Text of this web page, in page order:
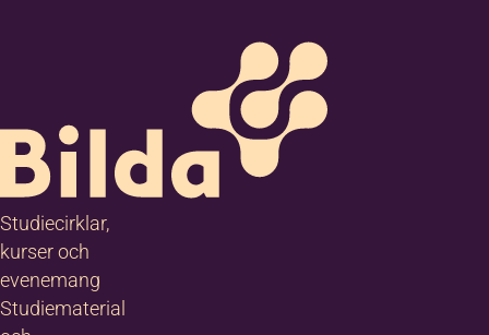
Studiecirklar,
kurser och
evenemang
Studiematerial